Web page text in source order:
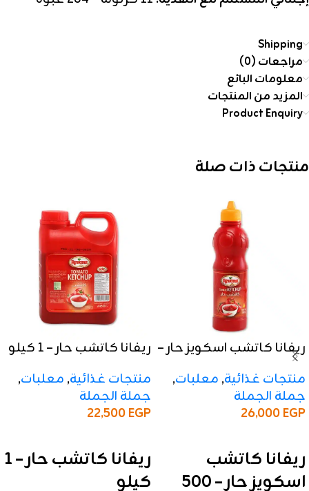
Shipping
مراجعات (0)
معلومات البائع
المزيد من المنتجات
Product Enquiry
منتجات ذات صلة
ريفانا كاتشب اسكويز حار –
500 جرام
منتجات غذائية, معلبات,
جملة الجملة
26,000EGP
ريفانا كاتشب
اسكويز حار – 500
ريفانا كاتشب حار – 1 كيلو
منتجات غذائية, معلبات,
جملة الجملة
22,500EGP
ريفانا كاتشب حار – 1
كيلو